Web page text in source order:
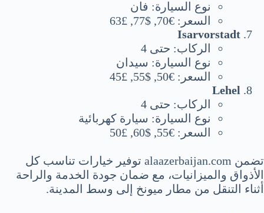
نوع السيارة: فان
السعر: €70, $77, £63
Isarvorstadt
الركاب: حتى 4
نوع السيارة: سيدان
السعر: €50, $55, £45
Lehel
الركاب: حتى 4
نوع السيارة: سيارة كهربائية
السعر: €55, $60, £50
تضمن alaazerbaijan.com توفير خيارات تناسب كل
الأذواق والميزانيات، مع ضمان جودة الخدمة والراحة
أثناء التنقل من مطار ميونخ إلى وسط المدينة.